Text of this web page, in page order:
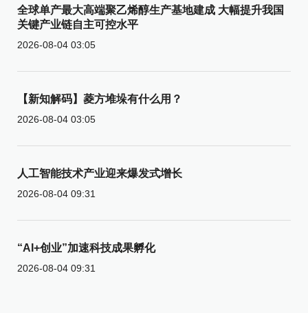
全球单产最大高端聚乙烯醇生产基地建成 大幅提升我国
关键产业链自主可控水平
2026-08-04 03:05
【新知解码】菱方堆垛有什么用？
2026-08-04 03:05
人工智能技术产业迎来爆发式增长
2026-08-04 09:31
“AI+创业”加速科技成果孵化
2026-08-04 09:31